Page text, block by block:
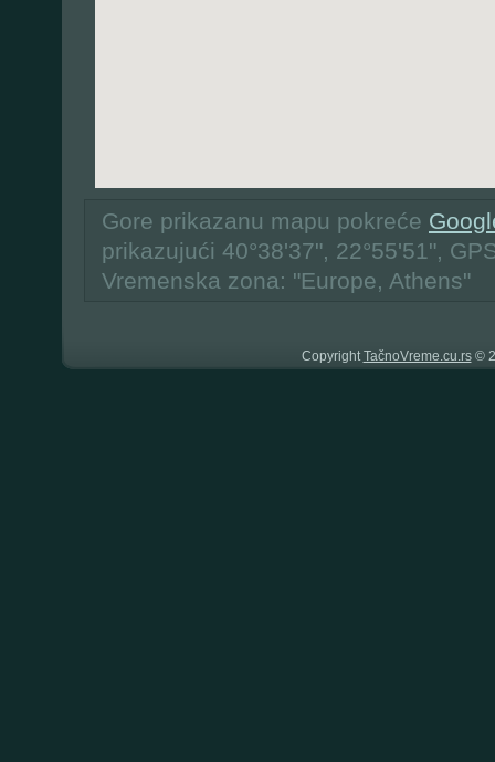
Gore prikazanu mapu pokreće
prikazujući 40°38'37", 22°55'51",
Vremenska zona: "Europe, Athens"
CopyrightTačnoVreme.cu.rs©